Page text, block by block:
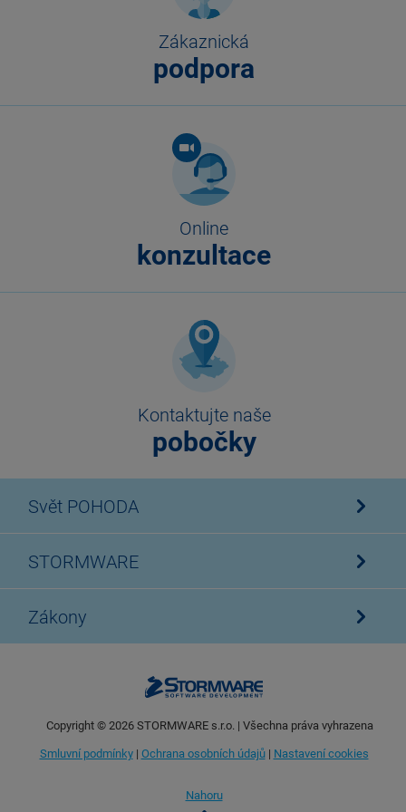
Zákaznická
podpora
Online
konzultace
Kontaktujte naše
pobočky
Svět POHODA
STORMWARE
Zákony
Copyright © 2026STORMWARE s.r.o. | Všechna práva vyhrazena
Smluvní podmínky| Ochrana osobních údajů| Nastavení cookies
Nahoru